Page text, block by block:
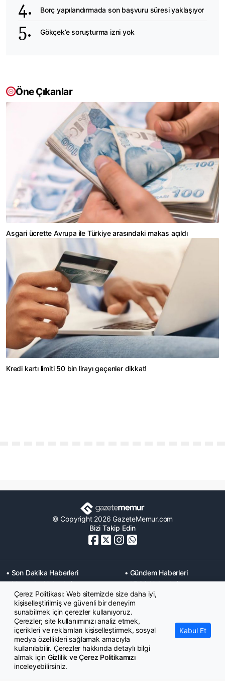
Borç yapılandırmada son başvuru süresi yaklaşıyor
Gökçek’e soruşturma izni yok
Öne Çıkanlar
Asgari ücrette Avrupa ile Türkiye arasındaki makas açıldı
Kredi kartı limiti 50 bin lirayı geçenler dikkat!
© Copyright 2026 GazeteMemur.com
Bizi Takip Edin
• Son Dakika Haberleri
• Gündem Haberleri
• Memurlar Haberleri
• KPSS Haberleri
• Ekonomi Haberleri
• Eğitim Haberleri
• Yaşam Haberleri
• Maaş Verileri Haberleri
• Mahkeme Kararları
Haberleri
Çerez Politikası: Web sitemizde size daha iyi,
kişiselleştirilmiş ve güvenli bir deneyim
sunabilmek için çerezler kullanıyoruz.
Çerezler; site kullanımınızı analiz etmek,
içerikleri ve reklamları kişiselleştirmek, sosyal
medya özellikleri sağlamak amacıyla
kullanılabilir. Çerezler hakkında detaylı bilgi
almak için Gizlilik ve Çerez Politikamızı
inceleyebilirsiniz.
Kabul Et